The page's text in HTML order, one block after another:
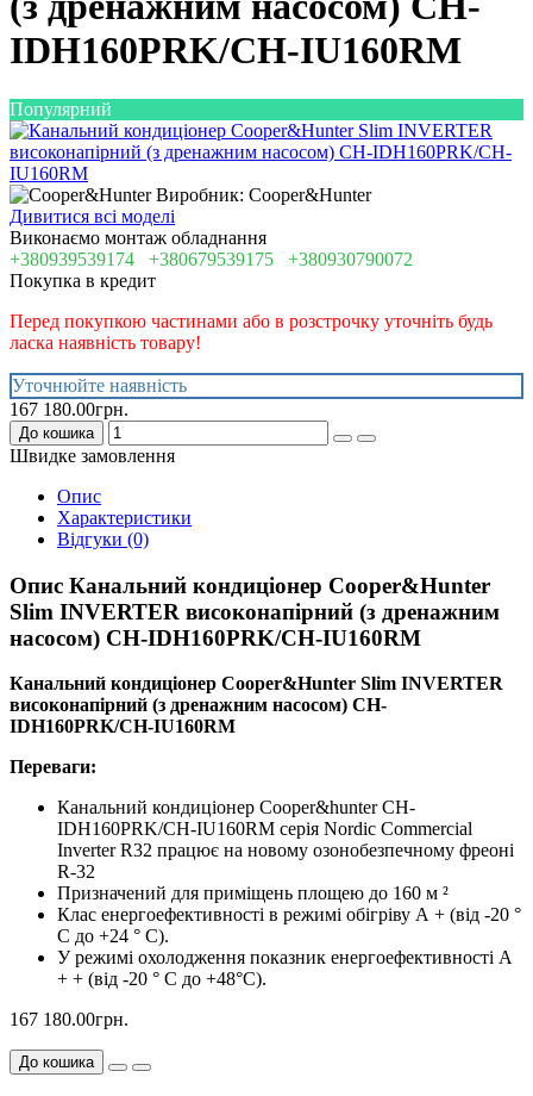
IDH160PRK/CH-IU160RM
Популярний
Виробник: Cooper&Hunter
Дивитися всі моделі
Виконаємо монтаж обладнання
+380939539174 +380679539175 +380930790072
Покупка в кредит
Перед покупкою частинами або в розстрочку уточніть будь
ласка наявність товару!
Уточнюйте наявність
167 180.00грн.
До кошика
Швидке замовлення
Опис
Характеристики
Відгуки (0)
Опис Канальний кондиціонер Cooper&Hunter
Slim INVERTER високонапірний (з дренажним
насосом) CH-IDH160PRK/CH-IU160RM
Канальний кондиціонер Cooper&Hunter Slim INVERTER
високонапірний (з дренажним насосом) CH-
IDH160PRK/CH-IU160RM
Переваги:
Канальний кондиціонер Cooper&hunter CH-
IDH160PRK/CH-IU160RM серія Nordic Commercial
Inverter R32 працює на новому озонобезпечному фреоні
R-32
Призначений для приміщень площею до 160 м ²
Клас енергоефективності в режимі обігріву А + (від -20 °
С до +24 ° С).
У режимі охолодження показник енергоефективності A
+ + (від -20 ° С до +48°С).
167 180.00грн.
До кошика